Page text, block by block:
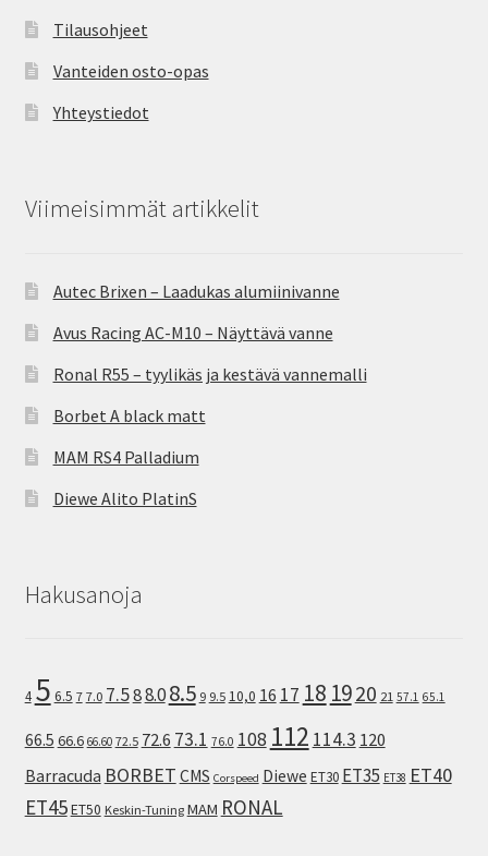
Tilausohjeet
Vanteiden osto-opas
Yhteystiedot
Viimeisimmät artikkelit
Autec Brixen – Laadukas alumiinivanne
Avus Racing AC-M10 – Näyttävä vanne
Ronal R55 – tyylikäs ja kestävä vannemalli
Borbet A black matt
MAM RS4 Palladium
Diewe Alito PlatinS
Hakusanoja
4 5 6.5 7 7.0 7.588.08.5 9 9.5 10,0 16 17 18 1920 21 57.1 65.1
66.5 66.6 66.60 72.5 72.6 73.1 76.0 108 112 114.3 120
Barracuda BORBET CMS Corspeed Diewe ET30 ET35 ET38 ET40
ET45ET50 Keskin-Tuning MAM RONAL